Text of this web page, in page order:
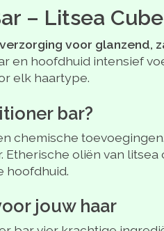
– Litsea
voor glanzend,
en hoofdhuid intensief
elk haartype.
bar?
chemische
oliën van
hoofdhuid.
jouw haar